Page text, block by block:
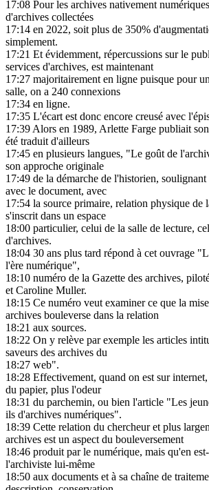
17:08 Pour les archives nativement
d'archives collectées
17:14 en 2022, soit plus de 350%
simplement.
17:21 Et évidemment, répercussions sur le
services d'archives, est maintenant
17:27 majoritairement en ligne puisque pour
salle, on a 240 connexions
17:34 en ligne.
17:35 L'écart est donc encore creusé avec
17:39Alors en 1989, Arlette Farge publiait
été traduit d'ailleurs
17:45 en plusieurs langues, "Le goût de
son approche originale
17:49 de la démarche de l'historien,
avec le document, avec
17:54 la source primaire, relation physique de
s'inscrit dans un espace
18:00 particulier, celui de la salle de lecture,
d'archives.
18:04 30 ans plus tard répond à cet ouvrage
l'ère numérique",
18:10 numéro de la Gazette des archives,
et Caroline Muller.
18:15 Ce numéro veut examiner ce que la
archives bouleverse dans la relation
18:21 aux sources.
18:22 On y relève par exemple les articles
saveurs des archives du
18:27 web".
18:28 Effectivement, quand on est sur
du papier, plus l'odeur
18:31 du parchemin, ou bien l'article "Les
ils d'archives numériques".
18:39 Cette relation du chercheur et plus
archives est un aspect du bouleversement
18:46 produit par le numérique, mais qu'en
l'archiviste lui-même
18:50 aux documents et à sa chaîne de